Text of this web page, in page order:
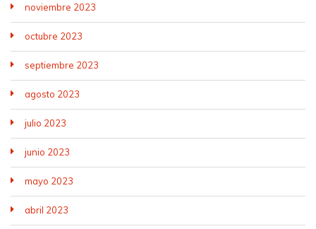
noviembre 2023
octubre 2023
septiembre 2023
agosto 2023
julio 2023
junio 2023
mayo 2023
abril 2023